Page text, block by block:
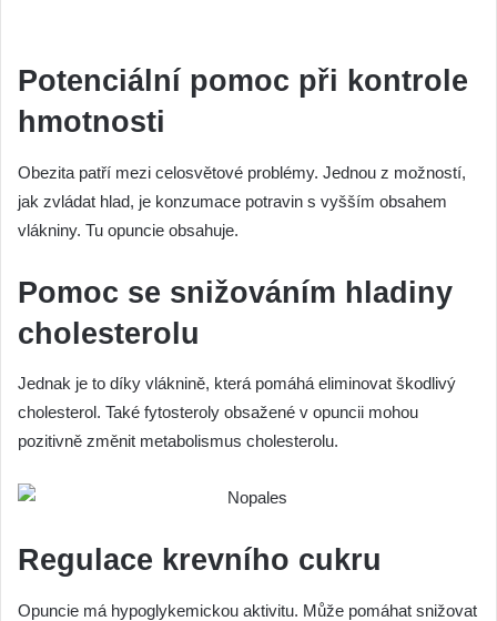
Potenciální pomoc při kontrole
hmotnosti
Obezita patří mezi celosvětové problémy. Jednou z možností,
jak zvládat hlad, je konzumace potravin s vyšším obsahem
vlákniny. Tu opuncie obsahuje.
Pomoc se snižováním hladiny
cholesterolu
Jednak je to díky vláknině, která pomáhá eliminovat škodlivý
cholesterol. Také fytosteroly obsažené v opuncii mohou
pozitivně změnit metabolismus cholesterolu.
Regulace krevního cukru
Opuncie má hypoglykemickou aktivitu. Může pomáhat snižovat